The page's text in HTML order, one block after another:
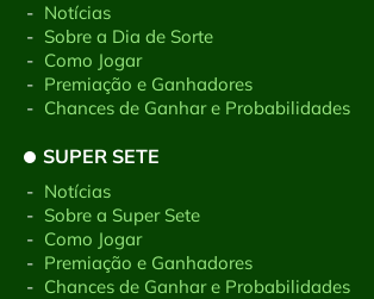
- Notícias
- Sobre a Dia de Sorte
- Como Jogar
- Premiação e Ganhadores
- Chances de Ganhar e Probabilidades
SUPER SETE
- Notícias
- Sobre a Super Sete
- Como Jogar
- Premiação e Ganhadores
- Chances de Ganhar e Probabilidades